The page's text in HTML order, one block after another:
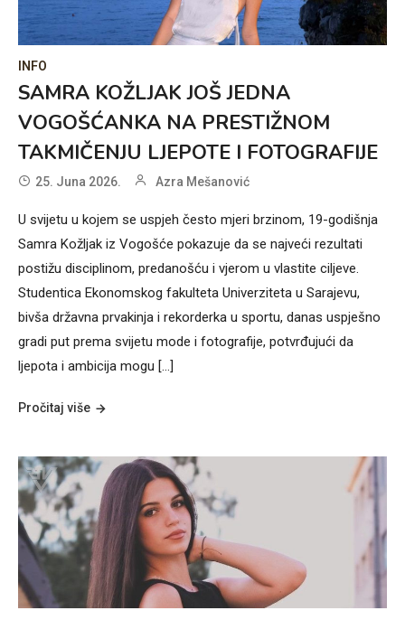
INFO
SAMRA KOŽLJAK JOŠ JEDNA
VOGOŠĆANKA NA PRESTIŽNOM
TAKMIČENJU LJEPOTE I FOTOGRAFIJE
25. Juna 2026. Azra Mešanović
U svijetu u kojem se uspjeh često mjeri brzinom, 19-godišnja
Samra Kožljak iz Vogošće pokazuje da se najveći rezultati
postižu disciplinom, predanošću i vjerom u vlastite ciljeve.
Studentica Ekonomskog fakulteta Univerziteta u Sarajevu,
bivša državna prvakinja i rekorderka u sportu, danas uspješno
gradi put prema svijetu mode i fotografije, potvrđujući da
ljepota i ambicija mogu […]
Pročitaj više